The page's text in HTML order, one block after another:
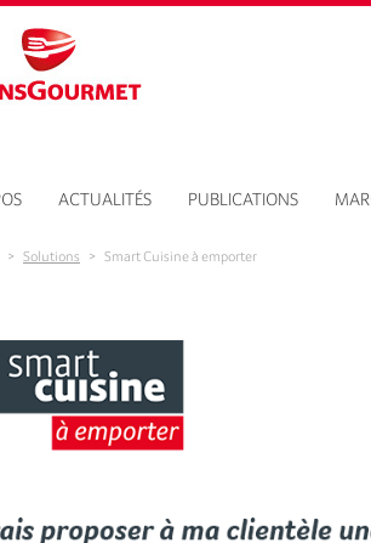
ACTUALITÉS PUBLICATIONS
> Solutions > Smart Cuisine à emporter